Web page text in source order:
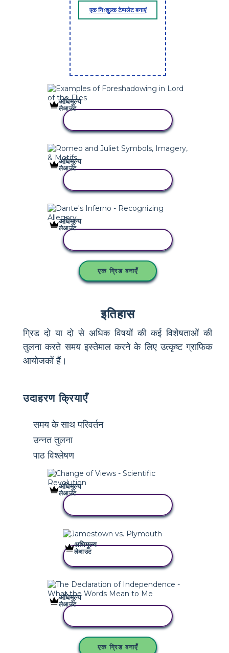
एक निःशुल्क टेम्पलेट बनाएं
अधिमूल्य
लेआउट
अधिमूल्य
लेआउट
अधिमूल्य
लेआउट
एक ग्रिड बनाएँ
इतिहास
ग्रिड दो या दो से अधिक विषयों की कई विशेषताओं की
तुलना करते समय इस्तेमाल करने के लिए उत्कृष्ट ग्राफिक
आयोजकों हैं।
उदाहरण क्रियाएँ
समय के साथ परिवर्तन
उन्नत तुलना
पाठ विश्लेषण
अधिमूल्य
लेआउट
इस स्टोरीबोर्ड को कॉपी करें
अधिमूल्य
लेआउट
अधिमूल्य
लेआउट
एक ग्रिड बनाएँ